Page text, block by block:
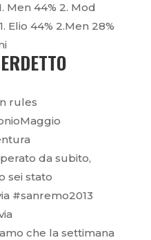
Men 44% 2. Mod
Elio 44% 2.Men 28%
rules
da subito,
sei stato
#sanremo2013
che la settimana